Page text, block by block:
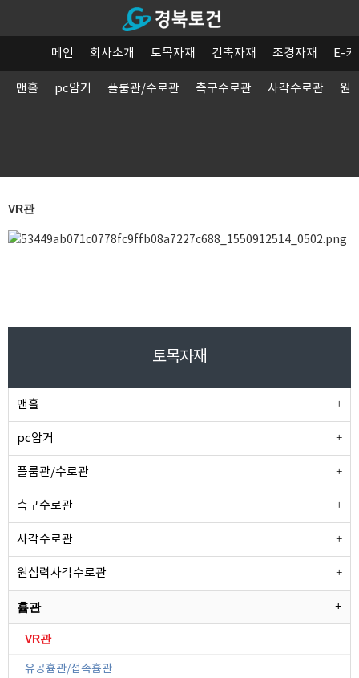
메인 회사소개 토목자재 건축자재 조경자재 E-
맨홀 pc암거 플룸관/수로관 측구수로관 사각수로관 원
VR관
토목자재
맨홀
pc암거
플룸관/수로관
측구수로관
사각수로관
원심력사각수로관
흄관
VR관
유공흄관/접속흄관